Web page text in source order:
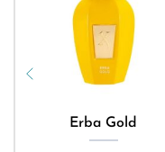
Erba Gold